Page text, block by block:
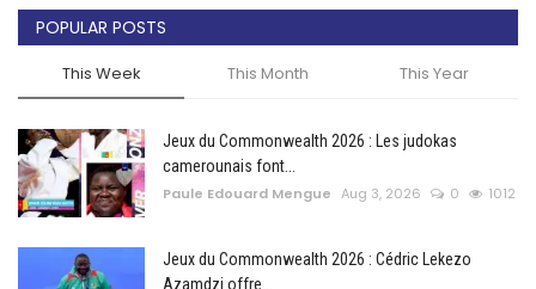
POPULAR POSTS
This Week This Month This Year
Jeux du Commonwealth 2026 : Les judokas
camerounais font...
Paule Edouard Mengue Aug 3, 2026 0 1012
Jeux du Commonwealth 2026 : Cédric Lekezo
Azamdzi offre...